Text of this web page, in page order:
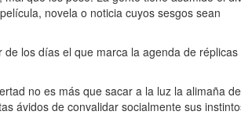
novela o noticia cuyos sesgos sean
los días el que marca la agenda de réplicas
no es más que sacar a la luz la alimaña
ávidos de convalidar socialmente sus